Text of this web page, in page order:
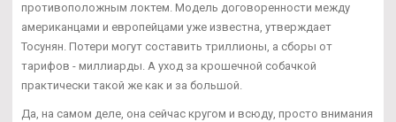
противоположным локтем. Модель договоренности между
американцами и европейцами уже известна, утверждает
Тосунян. Потери могут составить триллионы, а сборы от
тарифов - миллиарды. А уход за крошечной собачкой
практически такой же как и за большой.
Да, на самом деле, она сейчас кругом и всюду, просто внимания